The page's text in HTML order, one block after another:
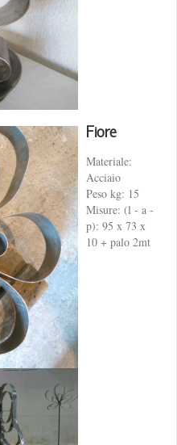
Fiore
Materiale:
Acciaio
Peso kg: 15
Misure: (l - a -
p): 95 x 73 x
10 + palo 2mt